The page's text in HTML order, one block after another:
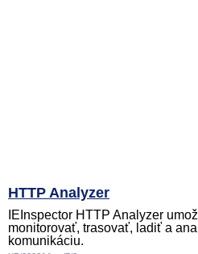
HTTP Analyzer
IEInspector HTTP Analyzer
monitorovať, trasovať, ladiť a
komunikáciu.